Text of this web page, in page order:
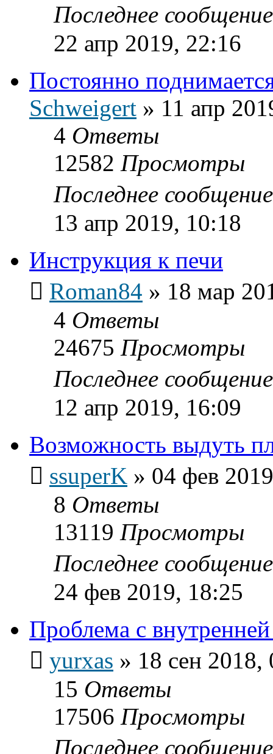
Последнее
22 апр 2019, 22:16
Постоянно
Schweigert » 11 апр
4 Ответы
12582 Просмотры
Последнее
13 апр 2019, 10:18
Инструкция к печи
Roman84 » 18 мар
4 Ответы
24675 Просмотры
Последнее
12 апр 2019, 16:09
Возможность выдуть
ssuperK » 04 фев
8 Ответы
13119 Просмотры
Последнее
24 фев 2019, 18:25
Проблема с
yurxas » 18 сен 2018,
15 Ответы
17506 Просмотры
Последнее